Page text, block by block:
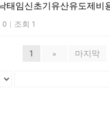
태임신초기유산유도제비
0 | 조회 1
1 » 마지막